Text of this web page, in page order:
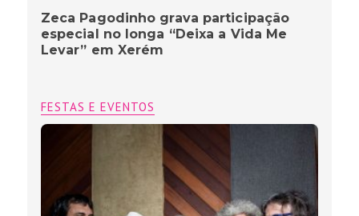
Zeca Pagodinho grava participação
especial no longa “Deixa a Vida Me
Levar” em Xerém
FESTAS E EVENTOS